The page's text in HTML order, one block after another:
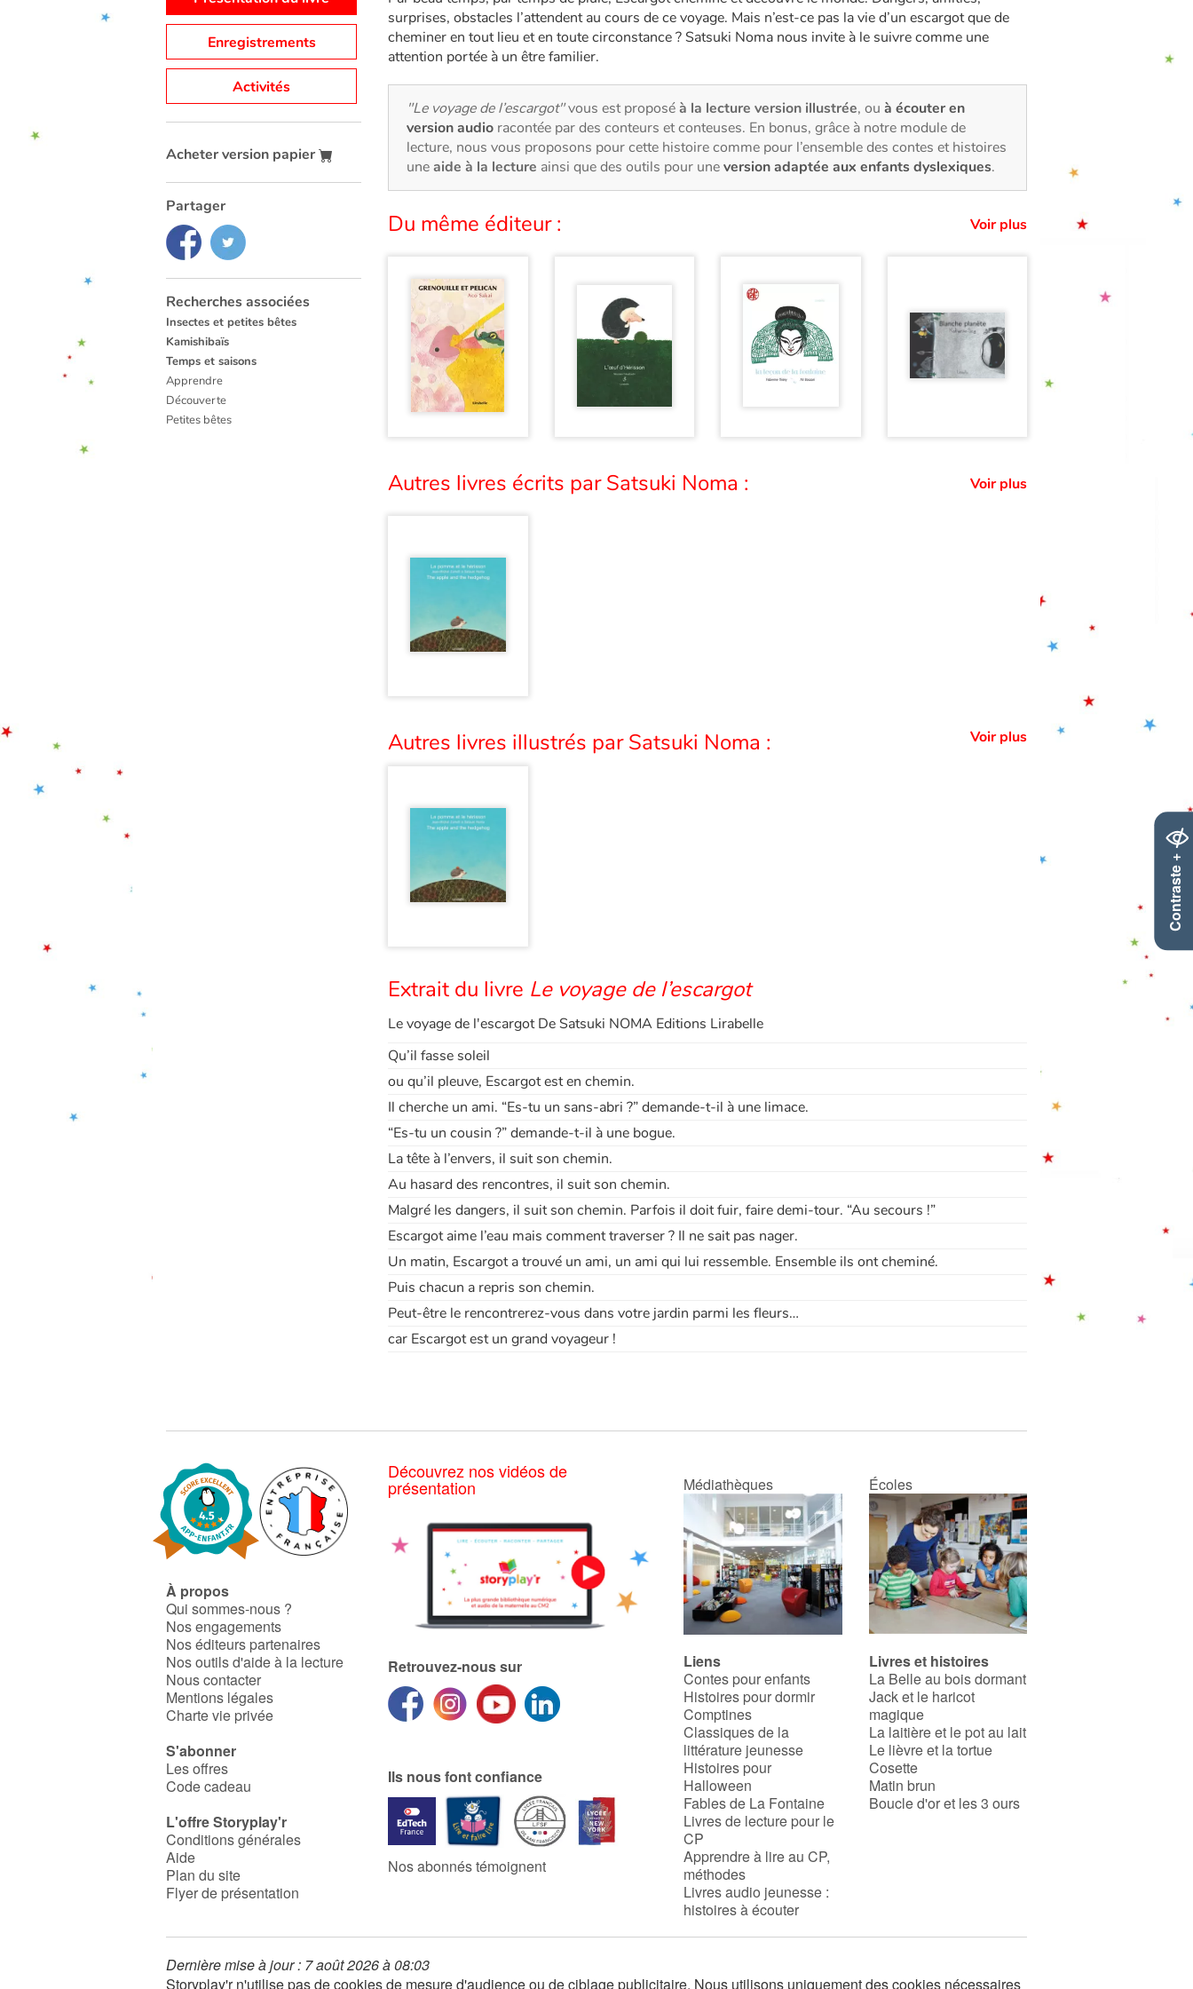
Contraste +
Enregistrements
Activités
Acheter version papier
Partager
Recherches associées
Insectes et petites bêtes
Kamishibaïs
Temps et saisons
Apprendre
Découverte
Petites bêtes
surprises, obstacles l’attendent au cours de ce voyage. Mais n’est-ce pas la vie d’un escargot que de
cheminer en tout lieu et en toute circonstance ? Satsuki Noma nous invite à le suivre comme une
attention portée à un être familier.
"Le voyage de l’escargot"vous est proposéà la lecture version illustrée, ou à écouter en
version audio racontée par des conteurs et conteuses. En bonus, grâce à notre module de
lecture, nous vous proposons pour cette histoire comme pour l’ensemble des contes et histoires
uneaide à la lecture ainsi que des outils pour uneversion adaptée aux enfants dyslexiques.
Du même éditeur : Voir plus
Autres livres écrits par Satsuki Noma : Voir plus
Autres livres illustrés par Satsuki Noma : Voir plus
Extrait du livre Le voyage de l’escargot
Le voyage de l'escargot De Satsuki NOMA Editions Lirabelle
Qu’il fasse soleil
ou qu’il pleuve, Escargot est en chemin.
Il cherche un ami. “Es-tu un sans-abri ?” demande-t-il à une limace.
“Es-tu un cousin ?” demande-t-il à une bogue.
La tête à l’envers, il suit son chemin.
Au hasard des rencontres, il suit son chemin.
Malgré les dangers, il suit son chemin. Parfois il doit fuir, faire demi-tour. “Au secours !”
Escargot aime l’eau mais comment traverser ? Il ne sait pas nager.
Un matin, Escargot a trouvé un ami, un ami qui lui ressemble. Ensemble ils ont cheminé.
Puis chacun a repris son chemin.
Peut-être le rencontrerez-vous dans votre jardin parmi les fleurs…
car Escargot est un grand voyageur !
À propos
Qui sommes-nous ?
Nos engagements
Nos éditeurs partenaires
Nos outils d'aide à la lecture
Nous contacter
Mentions légales
Charte vie privée
S'abonner
Les offres
Code cadeau
L'offre Storyplay'r
Conditions générales
Aide
Plan du site
Flyer de présentation
Découvrez nos vidéos de
présentation
Retrouvez-nous sur
Ils nous font confiance
Nos abonnés témoignent
Médiathèques Écoles
Liens
Contes pour enfants
Histoires pour dormir
Comptines
Classiques de la
littérature jeunesse
Histoires pour
Halloween
Fables de La Fontaine
Livres de lecture pour le
CP
Apprendre à lire au CP,
méthodes
Livres audio jeunesse :
histoires à écouter
Livres et histoires
La Belle au bois dormant
Jack et le haricot
magique
La laitière et le pot au lait
Le lièvre et la tortue
Cosette
Matin brun
Boucle d'or et les 3 ours
Dernière mise à jour : 7 août 2026 à 08:03
Storyplay'r n'utilise pas de cookies de mesure d'audience ou de ciblage publicitaire. Nous utilisons uniquement des cookies nécessaires